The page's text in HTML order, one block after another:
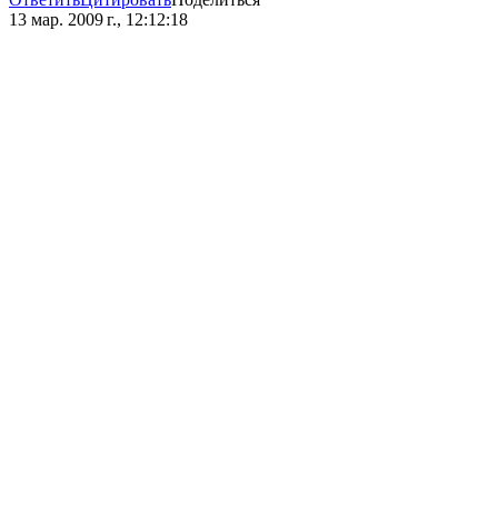
13 мар. 2009 г., 12:12:18